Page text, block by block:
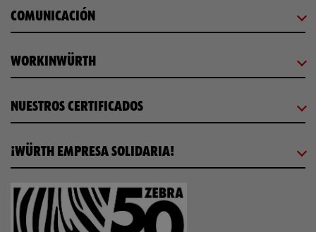
COMUNICACIÓN
WORKINWÜRTH
NUESTROS CERTIFICADOS
¡WÜRTH EMPRESA SOLIDARIA!